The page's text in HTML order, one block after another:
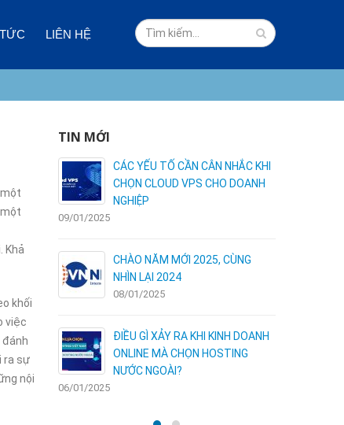
LIÊN HỆ
Khả
khối
việc
ra sự
nội
TIN MỚI
CÁC YẾU TỐ CẦN CÂN NHẮC KHI
CHỌN CLOUD VPS CHO DOANH
NGHIỆP
09/01/2025
CHÀO NĂM MỚI 2025, CÙNG
NHÌN LẠI 2024
08/01/2025
ĐIỀU GÌ XẢY RA KHI KINH DOANH
ONLINE MÀ CHỌN HOSTING
NƯỚC NGOÀI?
06/01/2025